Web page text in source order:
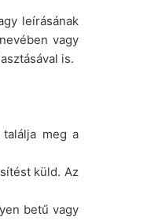
leírásának
vagy
is.
meg a
küld. Az
betű vagy